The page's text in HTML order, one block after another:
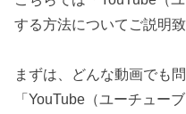
する方法についてご説明致
まずは、どんな動画でも
「YouTube（ユーチュー